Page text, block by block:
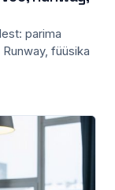
parima
füüsika